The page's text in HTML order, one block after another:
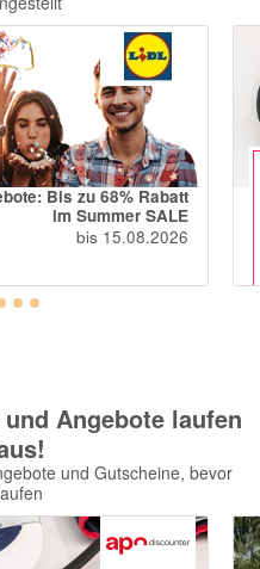
Bis zu 68% Rabatt
im Summer SALE
bis 15.08.2026
Angebote laufen
und Gutscheine, bevor